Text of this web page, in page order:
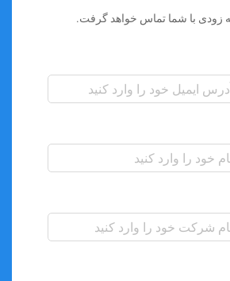
به زودی با شما تماس خواهد گرفت.